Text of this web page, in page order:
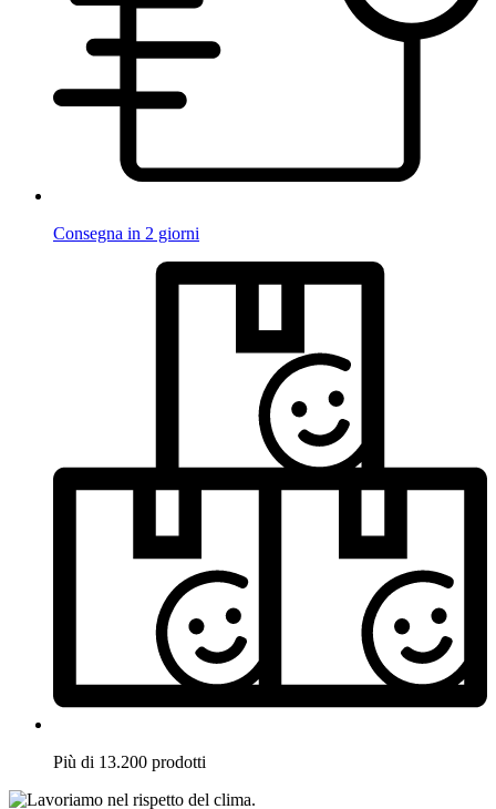
Consegna in 2 giorni
Più di 13.200 prodotti